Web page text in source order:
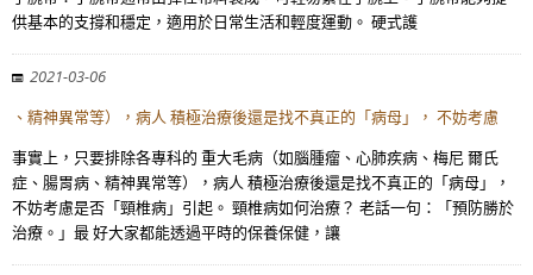
供基本的支撐和穩定，適用於日常生活和輕度運動。 硬式護
2021-03-06
、精神異常等），病人 積極治療後還是找不真正的「病母」， 不妨考慮
事實上，只要排除各專科的 重大毛病（如腦腫瘤、心肺疾病、梅尼 爾氏
症、腸胃病、精神異常等），病人 積極治療後還是找不真正的「病母」，
不妨考慮是否「頸椎病」引起。 頸椎病如何治療？ 老話一句：「預防勝於
治療。」最 好大家都能透過平時的保養保健，讓